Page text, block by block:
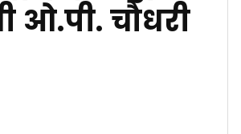
ओ.पी. चौधरी